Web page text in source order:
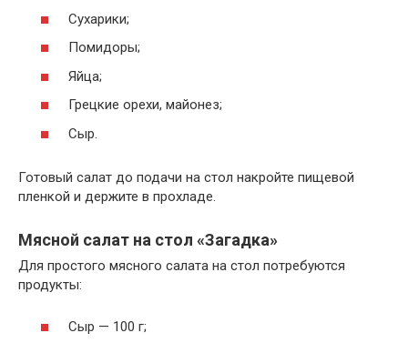
Сухарики;
Помидоры;
Яйца;
Грецкие орехи, майонез;
Сыр.
Готовый салат до подачи на стол накройте пищевой
пленкой и держите в прохладе.
Мясной салат на стол «Загадка»
Для простого мясного салата на стол потребуются
продукты:
Сыр — 100 г;